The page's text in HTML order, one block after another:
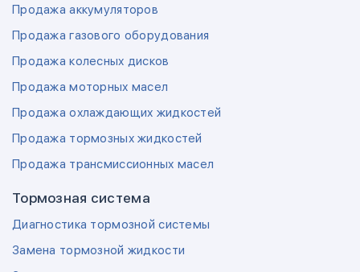
Продажа аккумуляторов
Продажа газового оборудования
Продажа колесных дисков
Продажа моторных масел
Продажа охлаждающих жидкостей
Продажа тормозных жидкостей
Продажа трансмиссионных масел
Тормозная система
Диагностика тормозной системы
Замена тормозной жидкости